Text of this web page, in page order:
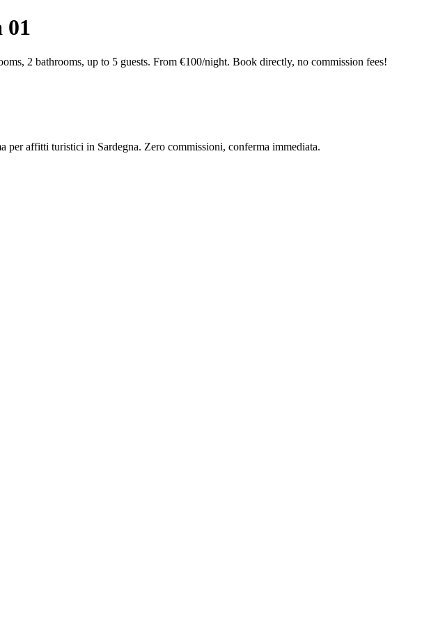
01
2 bathrooms, up to 5 guests. From €100/night. Book directly, no commission fees!
per affitti turistici in Sardegna. Zero commissioni, conferma immediata.